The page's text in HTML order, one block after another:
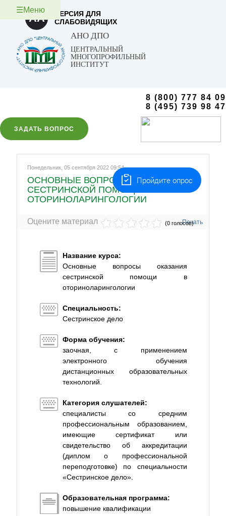
☰Меню
AA
ВЕРСИЯ ДЛЯ
СЛАБОВИДЯЩИХ
АНО ДПО
ЦЕНТРАЛЬНЫЙ
МНОГОПРОФИЛЬНЫЙ
ИНСТИТУТ
8 (800) 777 84 09
8 (495) 739 98 47
ЗАДАТЬ ВОПРОС
Понедельник, 05 сентября 2022 09:54
ОСНОВНЫЕ ВОПРОСЫ ОКАЗАНИЯ
СЕСТРИНСКОЙ ПОМОЩИ В
ОТОРИНОЛАРИНГОЛОГИИ
Печать
Оцените материал (0 голосов)
Название курса:
Основные вопросы оказания
сестринской помощи в
оториноларингологии
Специальность:
Сестринское дело
Форма обучения:
заочная, с применением
электронного обучения
дистанционных образовательных
технологий.
Категория слушателей:
специалисты со средним
профессиональным образованием,
имеющие сертификат или
свидетельство об аккредитации
(диплом о профессиональной
переподготовке) по специальности
«Сестринское дело».
Образовательная программа:
повышение квалификации
Пройдите опрос